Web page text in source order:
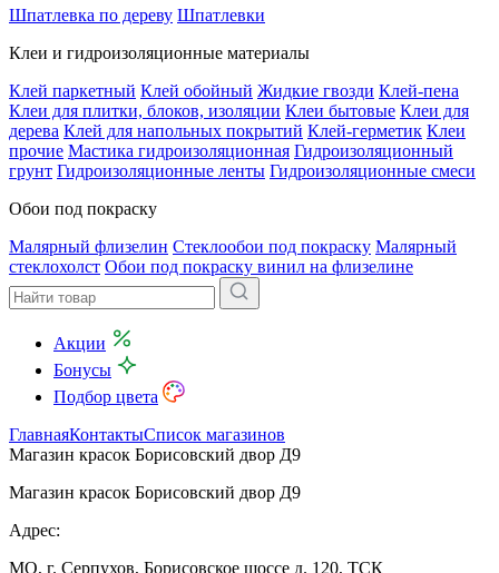
Шпатлевка по дереву Шпатлевки
Клеи и гидроизоляционные материалы
Клей паркетный Клей обойный Жидкие гвозди Клей-пена
Клеи для плитки, блоков, изоляции Клеи бытовые Клеи для
дерева Клей для напольных покрытий Клей-герметик Клеи
прочие Мастика гидроизоляционная Гидроизоляционный
грунт Гидроизоляционные ленты Гидроизоляционные смеси
Обои под покраску
Малярный флизелин Стеклообои под покраску Малярный
стеклохолст Обои под покраску винил на флизелине
Акции
Бонусы
Подбор цвета
ГлавнаяКонтактыСписок магазинов
Магазин красок Борисовский двор Д9
Магазин красок Борисовский двор Д9
Адрес:
МО, г. Серпухов, Борисовское шоссе д. 120, ТСК